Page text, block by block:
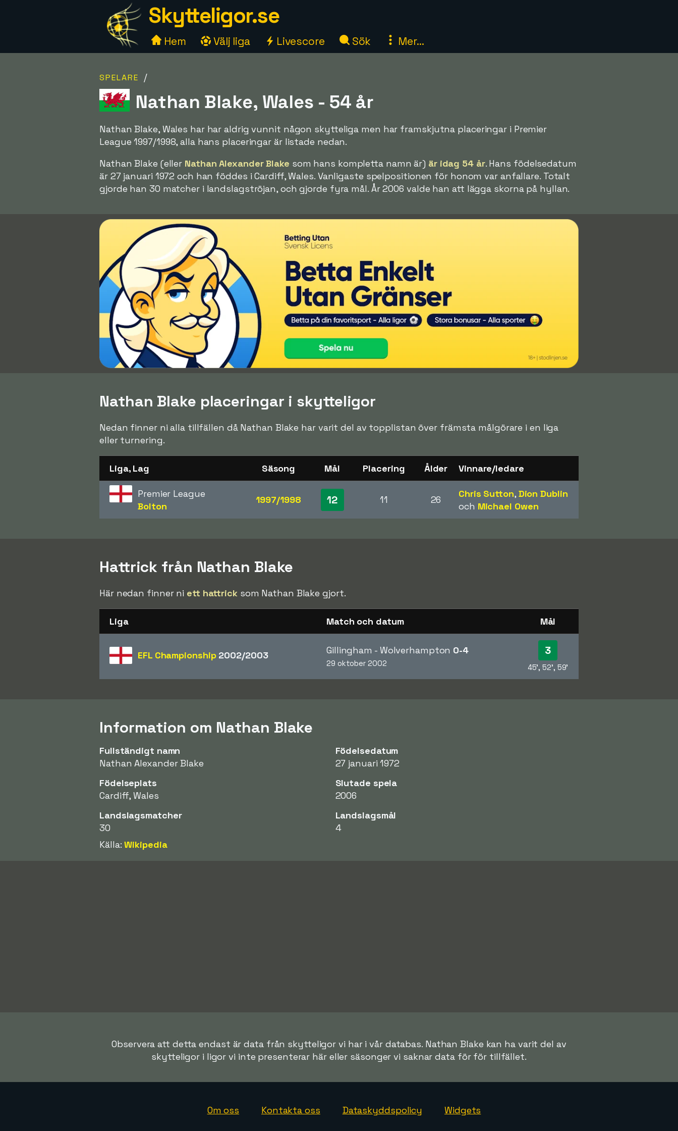
Skytteligor.se
Hem Välj liga Livescore Sök Mer...
SPELARE /
Nathan Blake, Wales - 54 år
Nathan Blake, Wales har har aldrig vunnit någon skytteliga men har framskjutna placeringar i Premier
League 1997/1998, alla hans placeringar är listade nedan.
Nathan Blake (eller Nathan Alexander Blake som hans kompletta namn är) är idag 54 år. Hans födelsedatum
är 27 januari 1972 och han föddes i Cardiff, Wales. Vanligaste spelpositionen för honom var anfallare. Totalt
gjorde han 30 matcher i landslagströjan, och gjorde fyra mål. År 2006 valde han att lägga skorna på hyllan.
Nathan Blake placeringar i skytteligor
Nedan finner ni alla tillfällen då Nathan Blake har varit del av topplistan över främsta målgörare i en liga
eller turnering.
Liga, Lag Säsong Mål Placering Ålder Vinnare/ledare
Premier League
Bolton
1997/1998 12 11 26
Chris Sutton, Dion Dublin
och Michael Owen
Hattrick från Nathan Blake
Här nedan finner ni ett hattrick som Nathan Blake gjort.
Liga Match och datum Mål
EFL Championship2002/2003 Gillingham - Wolverhampton 0-4
29 oktober 2002
3
45', 52', 59'
Information om Nathan Blake
Fullständigt namn
Nathan Alexander Blake
Födelsedatum
27 januari 1972
Födelseplats
Cardiff, Wales
Slutade spela
2006
Landslagsmatcher
30
Landslagsmål
4
Källa:Wikipedia
Observera att detta endast är data från skytteligor vi har i vår databas. Nathan Blake kan ha varit del av
skytteligor i ligor vi inte presenterar här eller säsonger vi saknar data för för tillfället.
Om oss Kontakta oss Dataskyddspolicy Widgets